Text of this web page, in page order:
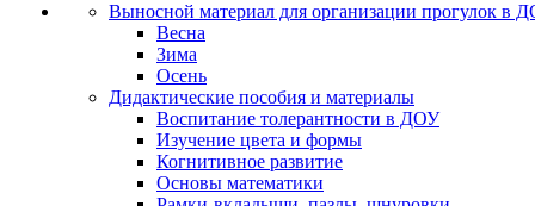
Выносной материал для организации прогулок в
Весна
Зима
Осень
Дидактические пособия и материалы
Воспитание толерантности в ДОУ
Изучение цвета и формы
Когнитивное развитие
Основы математики